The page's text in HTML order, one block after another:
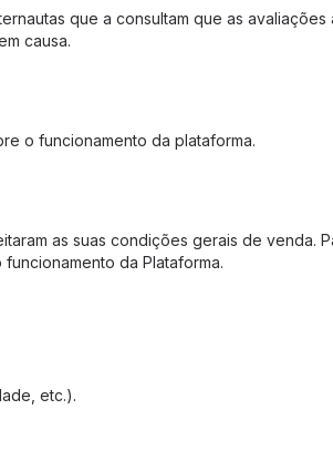
que a consultam que as avaliações
causa.
o funcionamento da plataforma.
as suas condições gerais de venda.
da Plataforma.
etc.).